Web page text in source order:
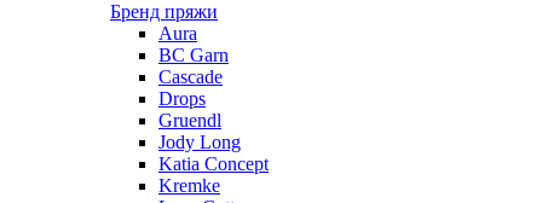
Бренд пряжи
Aura
BC Garn
Cascade
Drops
Gruendl
Jody Long
Katia Concept
Kremke